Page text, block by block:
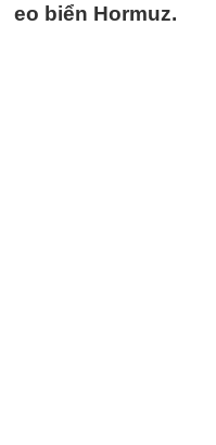
eo biển Hormuz.